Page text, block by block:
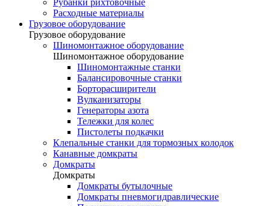
Рубанки рихтовочные
Расходные материалы
Грузовое оборудование
Грузовое оборудование
Шиномонтажное оборудование
Шиномонтажное оборудование
Шиномонтажные станки
Балансировочные станки
Борторасширители
Вулканизаторы
Генераторы азота
Тележки для колес
Пистолеты подкачки
Клепальные станки для тормозных колодок
Канавные домкраты
Домкраты
Домкраты
Домкраты бутылочные
Домкраты пневмогидравлические